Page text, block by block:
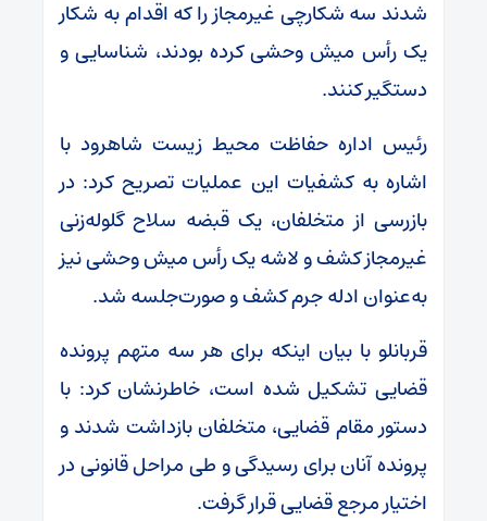
شدند سه شکارچی غیرمجاز را که اقدام به شکار
یک رأس میش وحشی کرده بودند، شناسایی و
دستگیر کنند.
رئیس اداره حفاظت محیط زیست شاهرود با
اشاره به کشفیات این عملیات تصریح کرد: در
بازرسی از متخلفان، یک قبضه سلاح گلوله‌زنی
غیرمجاز کشف و لاشه یک رأس میش وحشی نیز
به‌عنوان ادله جرم کشف و صورت‌جلسه شد.
قربانلو با بیان اینکه برای هر سه متهم پرونده
قضایی تشکیل شده است، خاطرنشان کرد: با
دستور مقام قضایی، متخلفان بازداشت شدند و
پرونده آنان برای رسیدگی و طی مراحل قانونی در
اختیار مرجع قضایی قرار گرفت.